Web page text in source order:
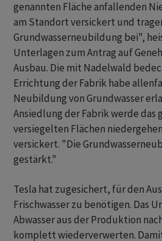
genannten Fläche anfallenden
am Standort versickert und
Grundwasserneubildung bei",
Unterlagen zum Antrag auf
Ausbau. Die mit Nadelwald
Errichtung der Fabrik habe
Neubildung von Grundwasser
Ansiedlung der Fabrik werde das
versiegelten Flächen
versickert. "Die
gestärkt."
Tesla hat zugesichert, für den
Frischwasser zu benötigen. Das
Abwasser aus der Produktion
komplett wiederverwerten.